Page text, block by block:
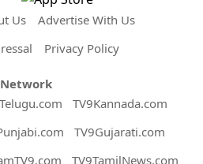
Us
Advertise With Us
Privacy Policy
Network
TV9Kannada.com
TV9Gujarati.com
TV9TamilNews.com